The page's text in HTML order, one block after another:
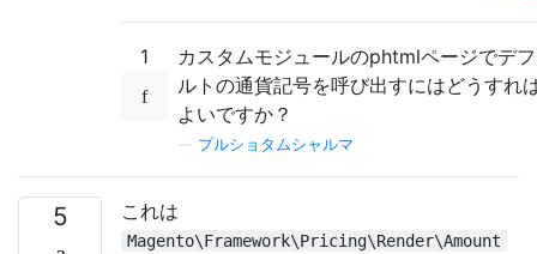
1
カスタムモジュールのphtmlページでデ
ルトの通貨記号を呼び出すにはどうすれ
よいですか？
プルショタムシャルマ
5 これは
Magento\Framework\Pricing\Render\Amount